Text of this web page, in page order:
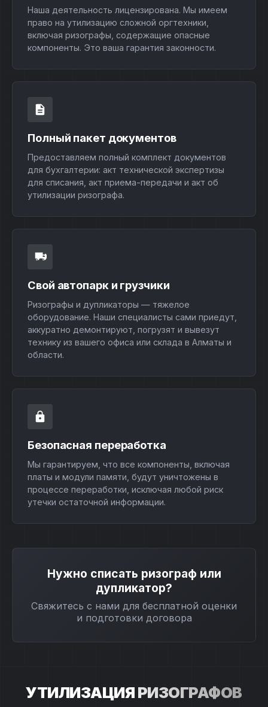
Наша деятельность лицензирована. Мы имеем
право на утилизацию сложной оргтехники,
включая ризографы, содержащие опасные
компоненты. Это ваша гарантия законности.
Полный пакет документов
Предоставляем полный комплект документов
для бухгалтерии: акт технической экспертизы
для списания, акт приема-передачи и акт об
утилизации ризографа.
Свой автопарк и грузчики
Ризографы и дупликаторы — тяжелое
оборудование. Наши специалисты сами приедут,
аккуратно демонтируют, погрузят и вывезут
технику из вашего офиса или склада в Алматы и
области.
Безопасная переработка
Мы гарантируем, что все компоненты, включая
платы и модули памяти, будут уничтожены в
процессе переработки, исключая любой риск
утечки остаточной информации.
Нужно списать ризограф или
дупликатор?
Свяжитесь с нами для бесплатной оценки
и подготовки договора
УТИЛИЗАЦИЯРИЗОГРАФОВ